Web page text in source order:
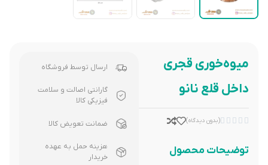
میوه‌خوری قجری
داخل قلع نانو




(بدون دیدگاه)
توضیحات محصول
ارسال توسط فروشگاه
گارانتی اصالت و سلامت
فیزیکی کالا
ضمانت تعویض کالا
هزینه حمل به عهده
خریدار